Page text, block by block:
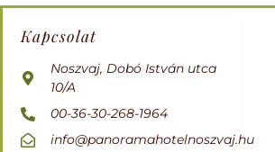
Kapcsolat
Noszvaj, Dobó István utca
10/A
00-36-30-268-1964
info@panoramahotelnoszvaj.hu